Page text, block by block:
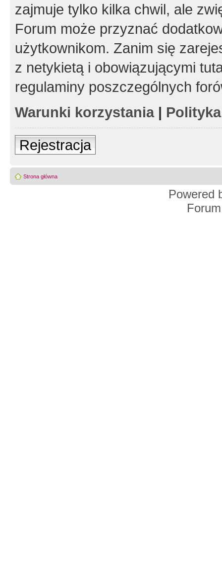
zajmuje tylko kilka chwil, ale
Forum może przyznać
użytkownikom. Zanim się
z netykietą i obowiązującymi
regulaminy poszczególnych
Warunki korzystania|
Rejestracja
Strona główna
Powered